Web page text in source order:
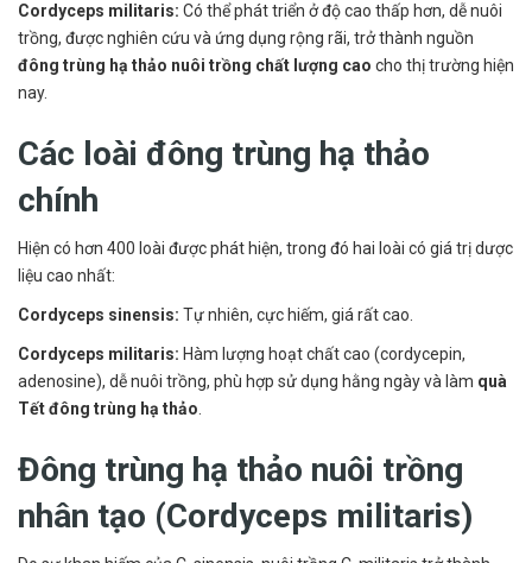
Cordyceps militaris: Có thể phát triển ở độ cao thấp hơn, dễ nuôi
trồng, được nghiên cứu và ứng dụng rộng rãi, trở thành nguồn
đông trùng hạ thảo nuôi trồng chất lượng cao cho thị trường hiện
nay.
Các loài đông trùng hạ thảo
chính
Hiện có hơn 400 loài được phát hiện, trong đó hai loài có giá trị dược
liệu cao nhất:
Cordyceps sinensis: Tự nhiên, cực hiếm, giá rất cao.
Cordyceps militaris: Hàm lượng hoạt chất cao (cordycepin,
adenosine), dễ nuôi trồng, phù hợp sử dụng hằng ngày và làm quà
Tết đông trùng hạ thảo
Đông trùng hạ thảo nuôi trồng
nhân tạo (Cordyceps militaris)